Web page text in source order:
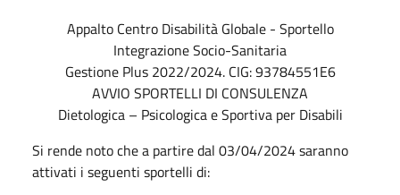
Appalto Centro Disabilità Globale - Sportello
Integrazione Socio-Sanitaria
Gestione Plus 2022/2024. CIG: 93784551E6
AVVIO SPORTELLI DI CONSULENZA
Dietologica – Psicologica e Sportiva per Disabili
Si rende noto che a partire dal 03/04/2024 saranno
attivati i seguenti sportelli di: